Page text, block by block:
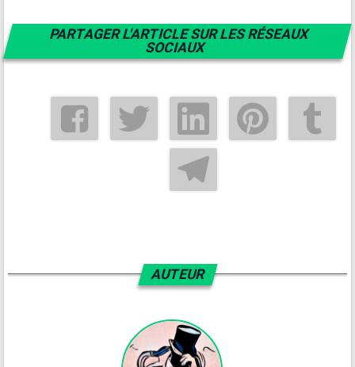
PARTAGER L'ARTICLE SUR LES RÉSEAUX
SOCIAUX
AUTEUR